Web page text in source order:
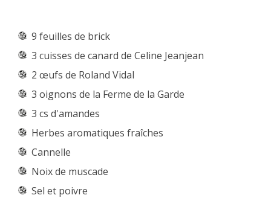
9 feuilles de brick
3 cuisses de canard de Celine Jeanjean
2 œufs de Roland Vidal
3 oignons de la Ferme de la Garde
3 cs d'amandes
Herbes aromatiques fraîches
Cannelle
Noix de muscade
Sel et poivre